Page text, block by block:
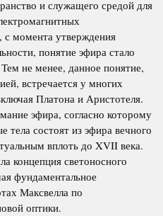
и служащего средой для
момента утверждения
понятие эфира стало
не менее, данное понятие,
встречается у многих
Платона и Аристотеля.
эфира, согласно которому
тела состоят из эфира вечного
вплоть до XVII века.
концепция светоносного
фундаментальное
Максвелла по
оптики.